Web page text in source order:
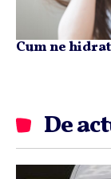
Cum ne
De